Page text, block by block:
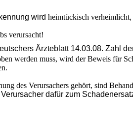
wird heimtückisch verheimlicht
verursacht!
Ärzteblatt 14.03.08. Zahl
werden muss, wird der Beweis für
des Verursachers gehört, sind
dafür zum